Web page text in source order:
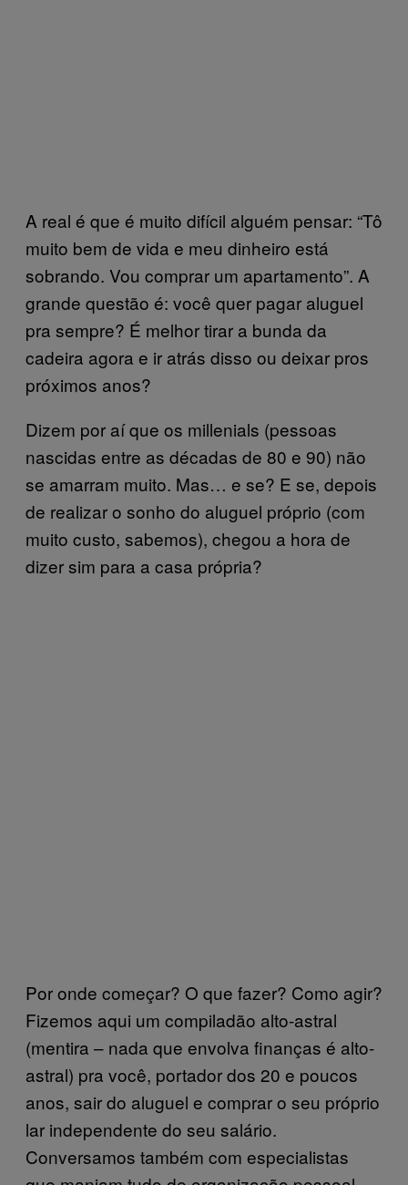
A real é que é muito difícil alguém pensar: “Tô
muito bem de vida e meu dinheiro está
sobrando. Vou comprar um apartamento”. A
grande questão é: você quer pagar aluguel
pra sempre? É melhor tirar a bunda da
cadeira agora e ir atrás disso ou deixar pros
próximos anos?
Dizem por aí que os millenials (pessoas
nascidas entre as décadas de 80 e 90) não
se amarram muito. Mas… e se? E se, depois
de realizar o sonho do aluguel próprio (com
muito custo, sabemos), chegou a hora de
dizer sim para a casa própria?
Por onde começar? O que fazer? Como agir?
Fizemos aqui um compiladão alto-astral
(mentira – nada que envolva finanças é alto-
astral) pra você, portador dos 20 e poucos
anos, sair do aluguel e comprar o seu próprio
lar independente do seu salário.
Conversamos também com especialistas